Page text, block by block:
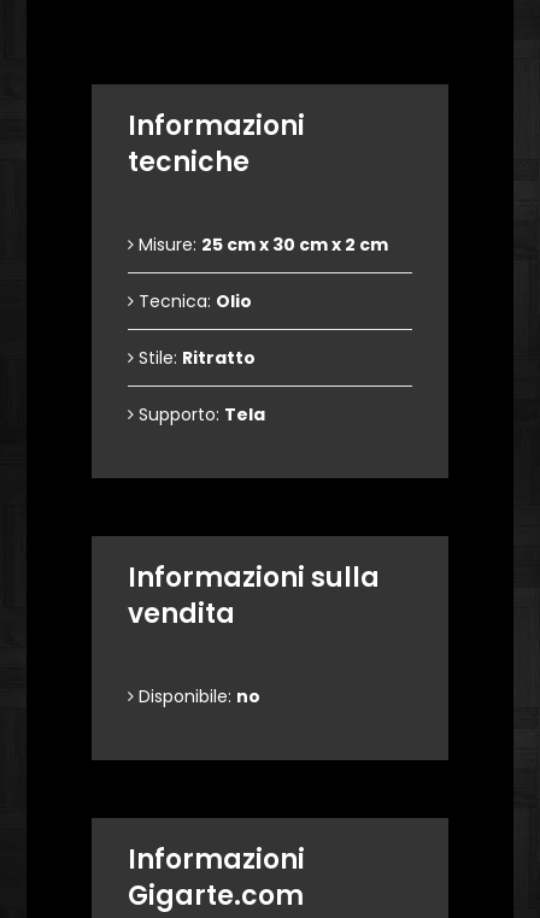
Informazioni
tecniche
Misure: 25 cm x 30 cm x 2 cm
Tecnica: Olio
Stile: Ritratto
Supporto: Tela
Informazioni sulla
vendita
Disponibile: no
Informazioni
Gigarte.com